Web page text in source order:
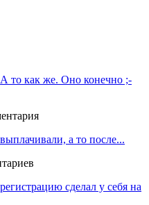
А то как же. Оно конечно ;-
а то после...
сделал у себя на